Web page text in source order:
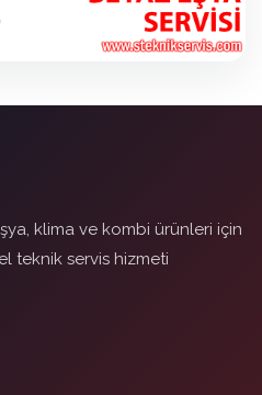
klima ve kombi ürünleri için
teknik servis hizmeti